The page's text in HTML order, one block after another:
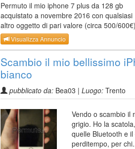
Permuto il mio iphone 7 plus da 128 gb
acquistato a novembre 2016 con qualsiasi
altro oggetto di pari valore (circa 500/600€)
Visualizza Annuncio
Scambio il mio bellissimo
bianco
pubblicato da: Bea03 | Luogo: Trento
Vendo o scambio il
grigio. Ho la
quelle Bluetooth e
perditempo, per